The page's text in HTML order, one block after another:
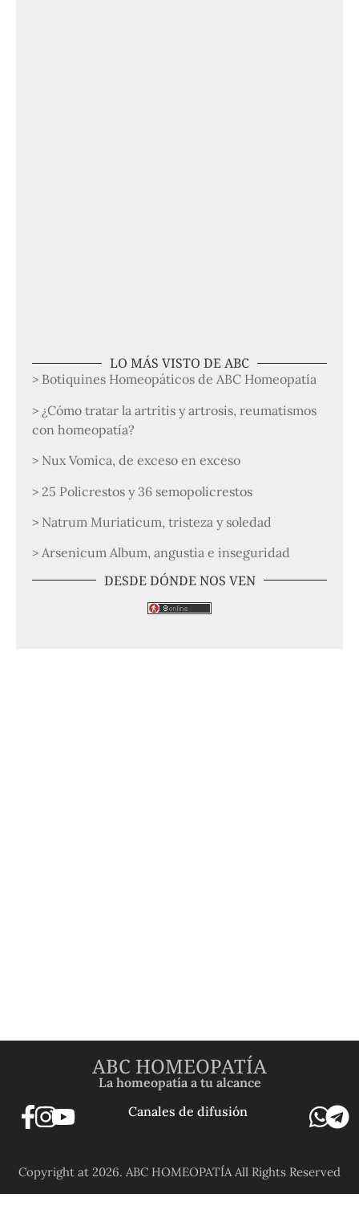
LO MÁS VISTO DE ABC
> Botiquines Homeopáticos de ABC Homeopatía
> ¿Cómo tratar la artritis y artrosis, reumatismos
con homeopatía?
> Nux Vomica, de exceso en exceso
> 25 Policrestos y 36 semopolicrestos
> Natrum Muriaticum, tristeza y soledad
> Arsenicum Album, angustia e inseguridad
DESDE DÓNDE NOS VEN
ABC HOMEOPATÍA
La homeopatía a tu alcance
Canales de difusión
Copyright at 2026. ABC HOMEOPATÍA All Rights Reserved